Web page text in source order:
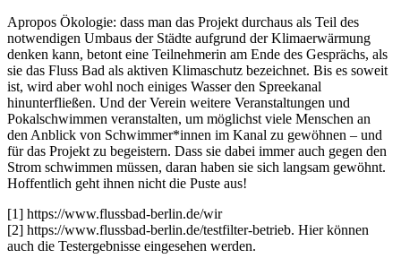
Apropos Ökologie: dass man das Projekt durchaus als Teil des
notwendigen Umbaus der Städte aufgrund der Klimaerwärmung
denken kann, betont eine Teilnehmerin am Ende des Gesprächs, als
sie das Fluss Bad als aktiven Klimaschutz bezeichnet. Bis es soweit
ist, wird aber wohl noch einiges Wasser den Spreekanal
hinunterfließen. Und der Verein weitere Veranstaltungen und
Pokalschwimmen veranstalten, um möglichst viele Menschen an
den Anblick von Schwimmer*innen im Kanal zu gewöhnen – und
für das Projekt zu begeistern. Dass sie dabei immer auch gegen den
Strom schwimmen müssen, daran haben sie sich langsam gewöhnt.
Hoffentlich geht ihnen nicht die Puste aus!
[1] https://www.flussbad-berlin.de/wir
[2] https://www.flussbad-berlin.de/testfilter-betrieb. Hier können
auch die Testergebnisse eingesehen werden.